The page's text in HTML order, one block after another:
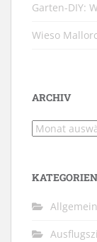
Garten-DIY:
Wieso
ARCHIV
Archiv
KATEGORIEN
Allgemein